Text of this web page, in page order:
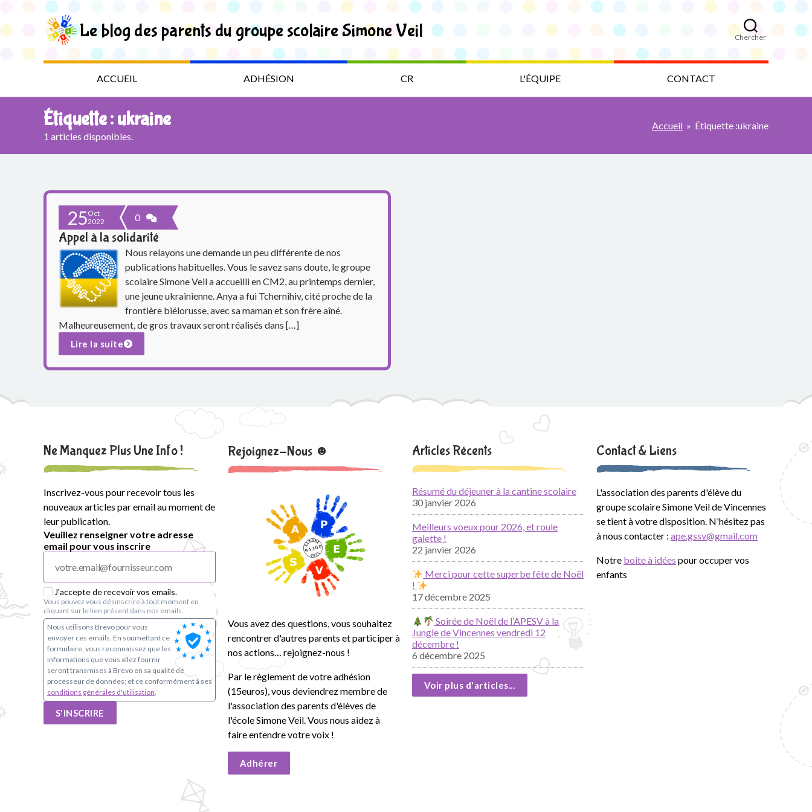
i
p
e
e
L
b
l
o
g
d
u
g
r
o
u
p
e
s
c
o
l
Le blog des parents du groupe scolaire Simone Veil Chercher
ACCUEIL ADHÉSION CR L'ÉQUIPE CONTACT
Étiquette :ukraine
1 articles disponibles.
Accueil » Étiquette :ukraine
25Oct
2022
0
Appel à la solidarité
Nous relayons une demande un peu différente de nos
publications habituelles. Vous le savez sans doute, le groupe
scolaire Simone Veil a accueilli en CM2, au printemps dernier,
une jeune ukrainienne. Anya a fui Tchernihiv, cité proche de la
frontière biélorusse, avec sa maman et son frère aîné.
Malheureusement, de gros travaux seront réalisés dans […]
Lire la suite
Ne Manquez Plus Une Info !
Inscrivez-vous pour recevoir tous les
nouveaux articles par email au moment de
leur publication.
Veuillez renseigner votre adresse
email pour vous inscrire
J'accepte de recevoir vos emails.
Vous pouvez vous désinscrire à tout moment en
cliquant sur le lien présent dans nos emails.
Nous utilisons Brevo pour vous
envoyer ces emails. En soumettant ce
formulaire, vous reconnaissez que les
informations que vous allez fournir
seront transmises à Brevo en sa qualité de
processeur de données; et ce conformément à ses
conditions générales d'utilisation.
S'INSCRIRE
Rejoignez-Nous ☻
Vous avez des questions, vous souhaitez
rencontrer d'autres parents et participer à
nos actions… rejoignez-nous !
Par le règlement de votre adhésion
(15euros), vous deviendrez membre de
l'association des parents d'élèves de
l'école Simone Veil. Vous nous aidez à
faire entendre votre voix !
Adhérer
Articles Récents
Résumé du déjeuner à la cantine scolaire
30 janvier 2026
Meilleurs voeux pour 2026, et roule
galette !
22 janvier 2026
Merci pour cette superbe fête de Noël
!
17 décembre 2025
Soirée de Noël de l’APESV à la
Jungle de Vincennes vendredi 12
décembre !
6 décembre 2025
Voir plus d'articles...
Contact & Liens
L'association des parents d'élève du
groupe scolaire Simone Veil de Vincennes
se tient à votre disposition. N'hésitez pas
à nous contacter : ape.gssv@gmail.com
Notre boite à idées pour occuper vos
enfants